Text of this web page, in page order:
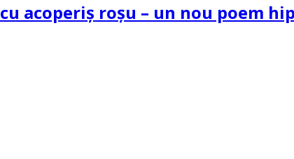
acoperiș roșu – un nou poem